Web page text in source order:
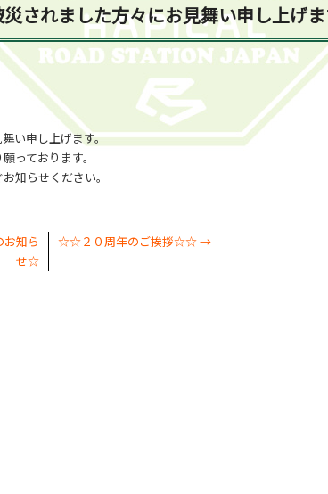
されました方々にお見舞い申し上げ
い申し上げます。
っております。
知らせください。
知ら
せ☆
☆☆２０周年のご挨拶☆☆→